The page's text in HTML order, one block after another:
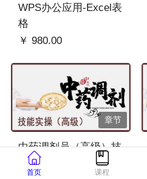
WPS办公应用-Excel表
格
￥ 980.00
章节
中药调剂员（高级）技
能实操
首页 课程